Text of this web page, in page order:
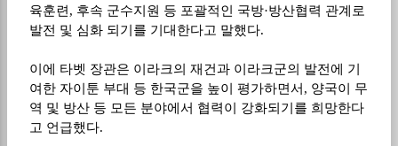
육훈련 , 후속 군수지원 등 포괄적인 국방·방산협력 관계로
발전 및 심화 되기를 기대한다고 말했다.
이에 타벳 장관은 이라크의 재건과 이라크군의 발전에 기
여한 자이툰 부대 등 한국군을 높이 평가하면서 , 양국이 무
역 및 방산 등 모든 분야에서 협력이 강화되기를 희망한다
고 언급했다.